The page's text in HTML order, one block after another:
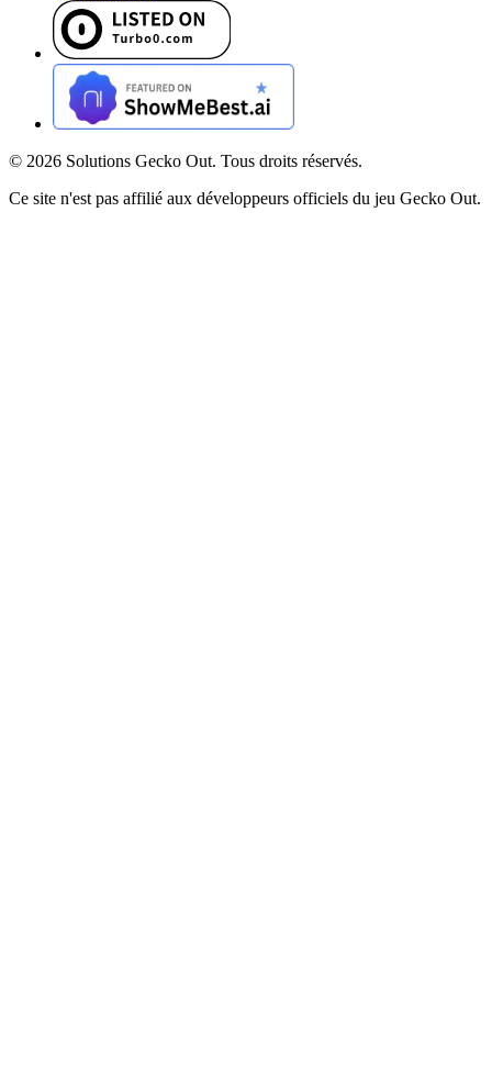
© 2026 Solutions Gecko Out. Tous droits réservés.
Ce site n'est pas affilié aux développeurs officiels du jeu Gecko Out.